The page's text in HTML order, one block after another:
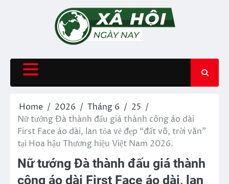
Home 2026 Tháng 6
25
Nữ tướng Đà thành đấu giá thành công áo dài
First Face áo dài, lan tỏa vẻ đẹp “đất võ, trời văn”
tại Hoa hậu Thương hiệu Việt Nam 2026.
Nữ tướng Đà thành đấu giá thành
công áo dài First Face áo dài, lan